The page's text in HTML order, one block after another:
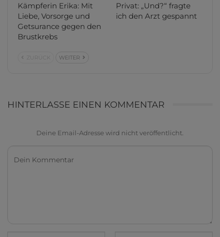
Kämpferin Erika: Mit
Liebe, Vorsorge und
Getsurance gegen den
Brustkrebs
Privat: „Und?“ fragte
ich den Arzt gespannt
WEITER
HINTERLASSE EINEN KOMMENTAR
Deine Email-Adresse wird nicht veröffentlicht.